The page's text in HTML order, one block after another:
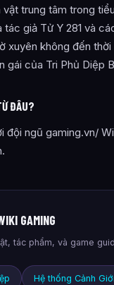
vật trung tâm trong
giả Tử Y 281 và
xuyên không đến
gái của Tri Phủ Diệp
ĐÂU?
đội ngũ gaming.vn/
GAMING
tác phẩm, và game
Hệ thống Cảnh